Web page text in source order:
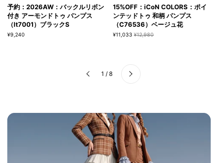
予約：2026AW：バックルリボン
付き アーモンドトゥ パンプス
（lt7001）ブラックS
¥9,240
15%OFF：iCoN COLORS：ポイ
ンテッドトゥ 和柄 パンプス
（C76536）ベージュ花
¥11,033 ¥12,980
前へ 1 / 8 次へ